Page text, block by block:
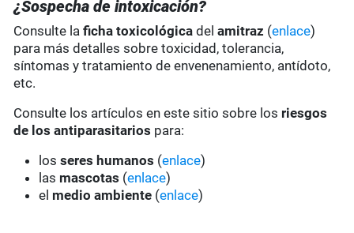
¿Sospecha de intoxicación?
Consulte laficha toxicológicadelamitraz (enlace)
para más detalles sobre toxicidad, tolerancia,
síntomas y tratamiento de envenenamiento, antídoto,
etc.
Consulte los artículos en este sitio sobre los riesgos
de los antiparasitarios para:
losseres humanos (enlace)
las mascotas (enlace)
el medio ambiente (enlace)